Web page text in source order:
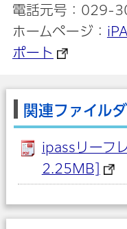
電話元号：029-
ホームページ：
ポート
関連ファイル
ipassリーフ
2.25MB]